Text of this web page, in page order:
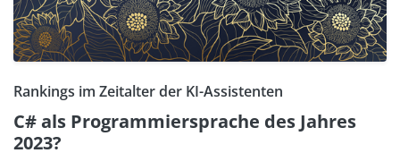
Rankings im Zeitalter der KI-Assistenten
C# als Programmiersprache des Jahres
2023?